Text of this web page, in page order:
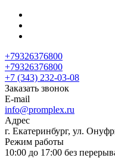
+79326376800
+79326376800
+7 (343) 232-03-08
Заказать звонок
E-mail
info@promplex.ru
Адрес
г. Екатеринбург, ул.
Режим работы
10:00 до 17:00 без